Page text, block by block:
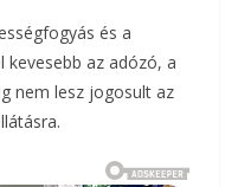
és a
kevesebb az adózó, a
nem lesz jogosult az